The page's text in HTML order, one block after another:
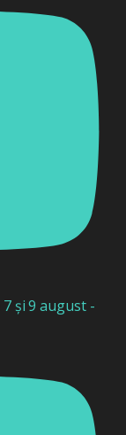
și 9 august -